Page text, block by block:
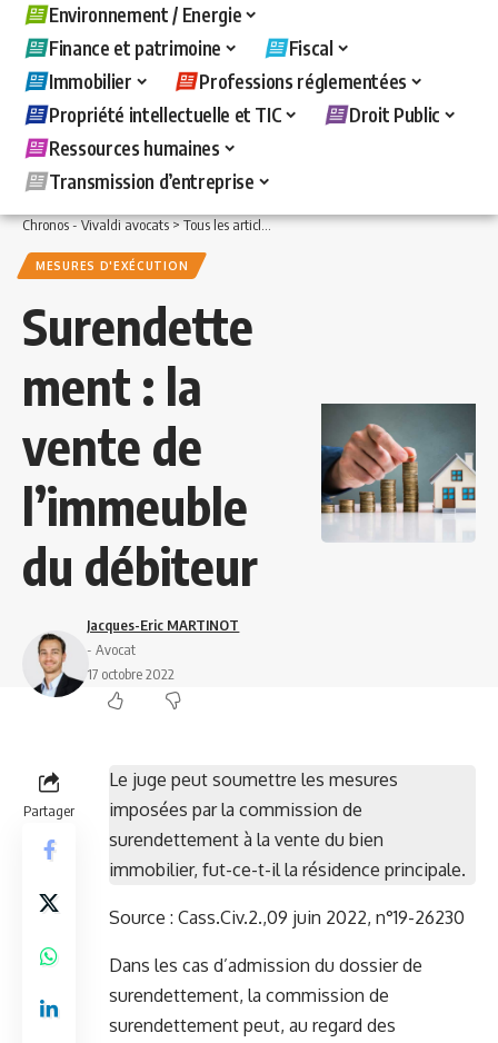
Environnement / Energie
Finance et patrimoine
Fiscal
Immobilier
Professions réglementées
Propriété intellectuelle et TIC
Droit Public
Ressources humaines
Transmission d’entreprise
Chronos - Vivaldi avocats>Tous les articles >Banque / Crédit>Mesures
MESURES D'EXÉCUTION
Surendette
ment : la
vente de
l’immeuble
du débiteur
Jacques-Eric MARTINOT
- Avocat
17 octobre 2022
Partager
Le juge peut soumettre les mesures
imposées par la commission de
surendettement à la vente du bien
immobilier, fut-ce-t-il la résidence principale.
Source : Cass.Civ.2.,09 juin 2022, n°19-26230
Dans les cas d’admission du dossier de
surendettement, la commission de
surendettement peut, au regard des